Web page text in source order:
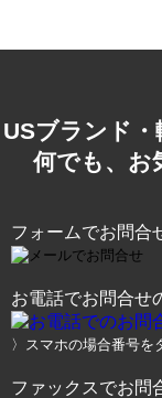
USブランド
何でも、お
フォームでお問合
お電話でお問合せ
〉スマホの場合番号を
ファックスでお問